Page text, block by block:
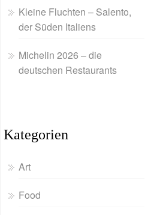
Kleine Fluchten – Salento,
der Süden Italiens
Michelin 2026 – die
deutschen Restaurants
Kategorien
Art
Food